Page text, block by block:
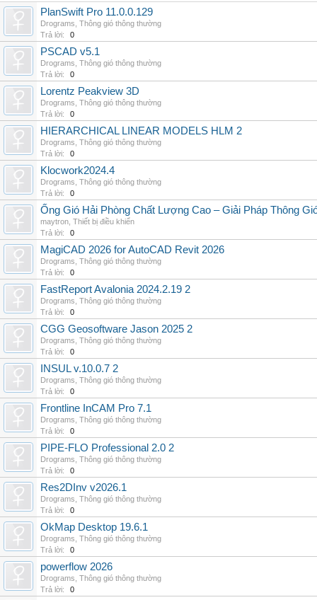
PlanSwift Pro 11.0.0.129
Drograms Thông gió thông thường
Trả lời:
0
PSCAD v5.1
Drograms Thông gió thông thường
Trả lời:
0
Lorentz Peakview 3D
Drograms Thông gió thông thường
Trả lời:
0
HIERARCHICAL LINEAR MODELS HLM 2
Drograms Thông gió thông thường
Trả lời:
0
Klocwork2024.4
Drograms Thông gió thông thường
Trả lời:
0
Ống Gió Hải Phòng Chất Lượng Cao – Giải Pháp Thông
maytron Thiết bị điều khiển
Trả lời:
0
MagiCAD 2026 for AutoCAD Revit 2026
Drograms Thông gió thông thường
Trả lời:
0
FastReport Avalonia 2024.2.19 2
Drograms Thông gió thông thường
Trả lời:
0
CGG Geosoftware Jason 2025 2
Drograms Thông gió thông thường
Trả lời:
0
INSUL v.10.0.7 2
Drograms Thông gió thông thường
Trả lời:
0
Frontline InCAM Pro 7.1
Drograms Thông gió thông thường
Trả lời:
0
PIPE-FLO Professional 2.0 2
Drograms Thông gió thông thường
Trả lời:
0
Res2DInv v2026.1
Drograms Thông gió thông thường
Trả lời:
0
OkMap Desktop 19.6.1
Drograms Thông gió thông thường
Trả lời:
0
powerflow 2026
Drograms Thông gió thông thường
Trả lời:
0